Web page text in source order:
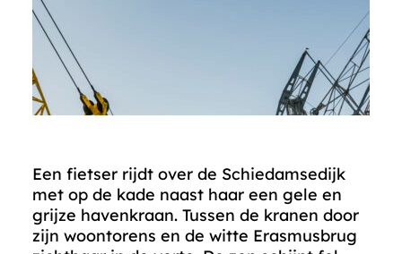
Een fietser rijdt over de Schiedamsedijk
met op de kade naast haar een gele en
grijze havenkraan. Tussen de kranen door
zijn woontorens en de witte Erasmusbrug